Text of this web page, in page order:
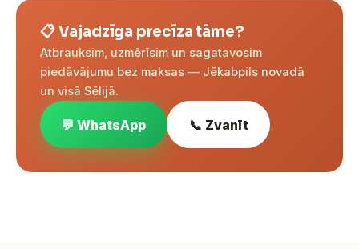
📋 Vajadzīga precīza tāme?
Atbrauksim, uzmērīsim un sagatavosim
piedāvājumu bez maksas — Jēkabpils novadā
un visā Sēlijā.
💬 WhatsApp 📞 Zvanīt